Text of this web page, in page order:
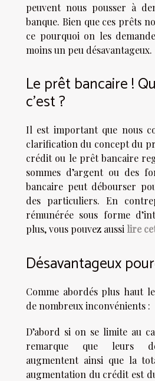
peuvent nous pousser à
banque. Bien que ces prêts
ce pourquoi on les
moins un peu désavantageux.
Le prêt bancaire !
c’est ?
Il est important que nous
clarification du concept du
crédit ou le prêt bancaire
sommes d’argent ou des
bancaire peut débourser
des particuliers. En
rémunérée sous forme
plus, vous pouvez aussi lire
Désavantageux
Comme abordés plus haut
de nombreux inconvénients :
D’abord si on se limite au
remarque que leurs
augmentent ainsi que la
augmentation du crédit est